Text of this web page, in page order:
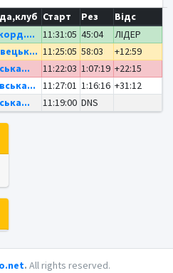
Старт Рез
Відс
11:31:05 45:04
ЛІДЕР
11:25:05 58:03
+12:59
11:22:03 1:07:19 +22:15
11:27:01 1:16:16 +31:12
11:19:00 DNS
. All rights reserved.